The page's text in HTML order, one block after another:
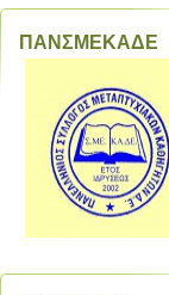
ΠΑΝΣΜΕΚΑΔΕ